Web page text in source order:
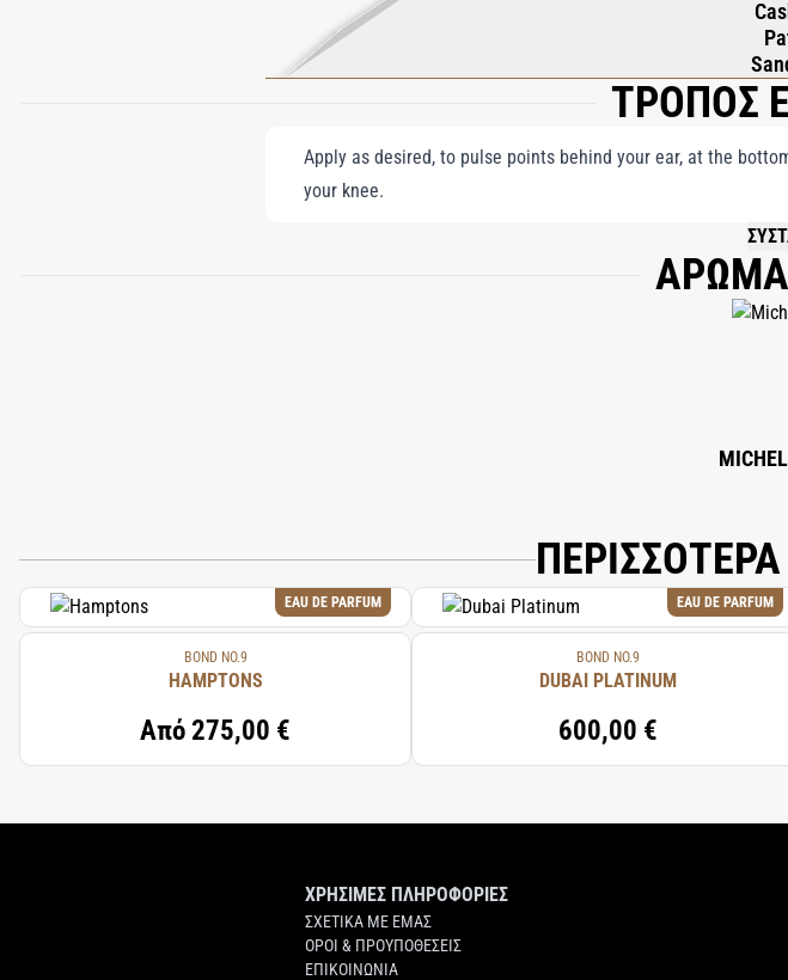
ΤΡΟΠΟΣ
Apply as desired, to pulse points behind your ear, at the
your knee.
NOT
ΠΕΡΙΣΣΟΤΕΡΑ
EAU DE PARFUM
BOND NO.9
HAMPTONS
Από275,00 €
EAU DE PARFUM
BOND NO.9
DUBAI PLATINUM
600,00 €
ΧΡΗΣΙΜΕΣ ΠΛΗΡΟΦΟΡΙΕΣ
ΣΧΕΤΙΚΑ ΜΕ ΕΜΑΣ
ΟΡΟΙ & ΠΡΟΥΠΟΘΕΣΕΙΣ
ΕΠΙΚΟΙΝΩΝΙΑ